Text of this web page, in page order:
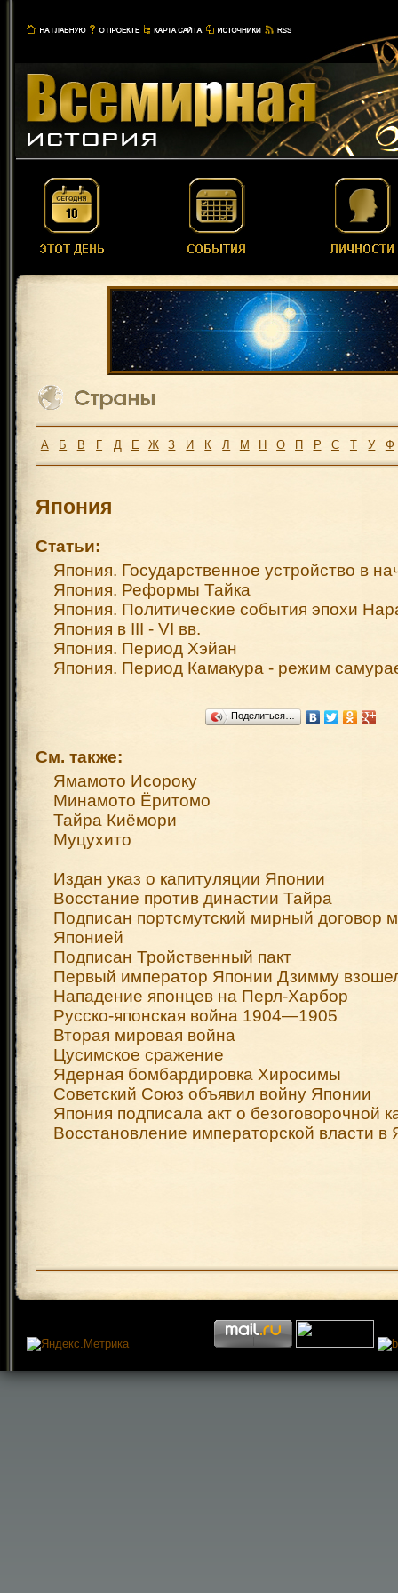
А Б В Г Д Е Ж З И К Л М Н О П Р С Т У Ф
Япония
Статьи:
Япония. Государственное устройство в
Япония. Реформы Тайка
Япония. Политические события эпохи
Япония в III - VI вв.
Япония. Период Хэйан
Япония. Период Камакура - режим
Поделиться…
См. также:
Ямамото Исороку
Минамото Ёритомо
Тайра Киёмори
Муцухито
Издан указ о капитуляции Японии
Восстание против династии Тайра
Подписан портсмутский мирный договор
Японией
Подписан Тройственный пакт
Первый император Японии Дзимму
Нападение японцев на Перл-Харбор
Русско-японская война 1904—1905
Вторая мировая война
Цусимское сражение
Ядерная бомбардировка Хиросимы
Советский Союз объявил войну Японии
Япония подписала акт о безоговорочной
Восстановление императорской власти в